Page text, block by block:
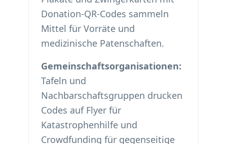
Donation-QR-Codes sammeln
Mittel für Vorräte und
medizinische Patenschaften.
Gemeinschaftsorganisationen:
Tafeln und
Nachbarschaftsgruppen drucken
Codes auf Flyer für
Katastrophenhilfe und
Crowdfunding für gegenseitige